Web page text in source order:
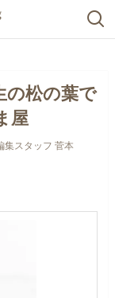
の松の葉で
屋
集スタッフ 菅本